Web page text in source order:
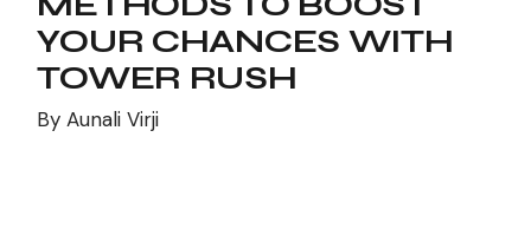
YOUR CHANCES WITH
TOWER RUSH
By Aunali Virji